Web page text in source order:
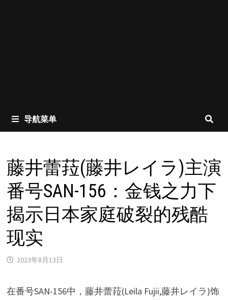
导航菜单
藤井蕾菈(藤井レイラ)主演
番号SAN-156：金钱之力下
揭示日本家庭破裂的残酷
现实
2023年8月13日
在番号SAN-156中，藤井蕾菈(Leila Fujii,藤井レイラ)饰